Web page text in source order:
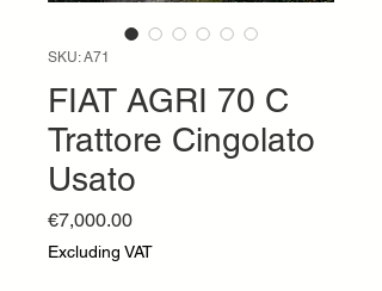
SKU: A71
FIAT AGRI 70 C
Trattore Cingolato
Usato
€7,000.00Price
Excluding VAT